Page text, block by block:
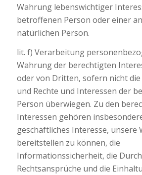
Wahrung lebenswichtiger
betroffenen Person oder einer
natürlichen Person.
lit. f) Verarbeitung
Wahrung der berechtigten
oder von Dritten, sofern nicht
und Rechte und Interessen der
Person überwiegen. Zu den
Interessen gehören
geschäftliches Interesse, unsere
bereitstellen zu können, die
Informationssicherheit, die
Rechtsansprüche und die